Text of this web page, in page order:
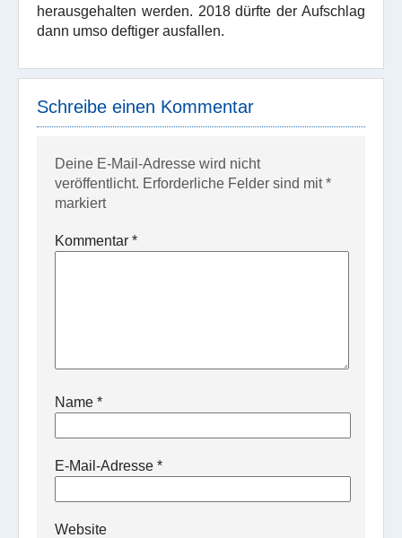
herausgehalten werden. 2018 dürfte der Aufschlag
dann umso deftiger ausfallen.
Schreibe einen Kommentar
Deine E-Mail-Adresse wird nicht
veröffentlicht. Erforderliche Felder sind mit*
markiert
Kommentar *
Name *
E-Mail-Adresse *
Website